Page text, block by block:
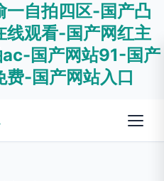
一自拍四区-国产凸
线观看-国产网红主
国产网站91-国产
费-国产网站入口